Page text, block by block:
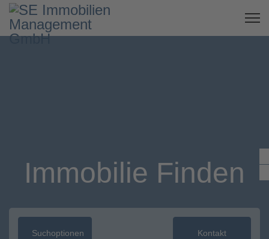
Immobilie Finden
Suchoptionen Kontakt